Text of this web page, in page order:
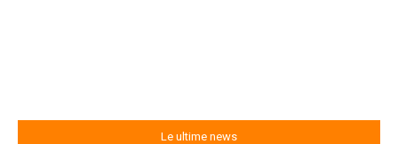
Le ultime news